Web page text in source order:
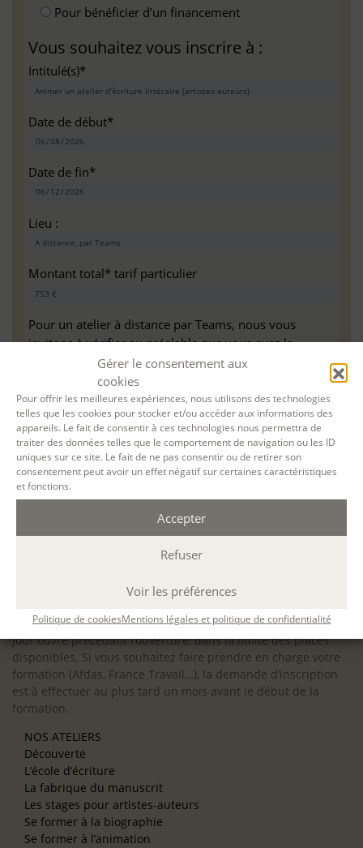
Gérer le consentement aux
cookies
Pour offrir les meilleures expériences, nous utilisons des technologies
telles que les cookies pour stocker et/ou accéder aux informations des
appareils. Le fait de consentir à ces technologies nous permettra de
traiter des données telles que le comportement de navigation ou les ID
uniques sur ce site. Le fait de ne pas consentir ou de retirer son
consentement peut avoir un effet négatif sur certaines caractéristiques
et fonctions.
Accepter
Refuser
Voir les préférences
Politique de cookiesMentions légales et politique de confidentialité
Pour bénéficier d’un financement
Vous souhaitez vous inscrire à :
Intitulé(s)*
Date de début*
Date de fin*
Lieu :
Montant total* tarif particulier
Pour un atelier à distance par Teams, nous vous
invitons à vérifier au préalable que vous avez la
configuration minimale requise pour pouvoir travailler
dans les meilleures conditions : Configuration
matérielle requise pourMicrosoft Teams | Microsoft
Learn
Accessibilité : ALEPH-ÉCRITURE est sensible à l’inclusion des
personnes en situation de handicap. Si vous avez besoin
d’un aménagement spécifique de programme, n’hésitez pas
à nous contacter en amont de votre inscription afin
supports, accessibilité de nos salles).
inscriptions à nos activités sont ouvertes jusqu’au dernier
jour ouvré précédant l’ouverture, dans la limite des places
disponibles. Si vous souhaitez faire prendre en charge votre
formation (Afdas, France Travail…), la demande d’inscription
est à effectuer au plus tard un mois avant le début de la
formation.
NOS ATELIERS
Découverte
L’école d’écriture
La fabrique du manuscrit
Les stages pour artistes-auteurs
Se former à la biographie
Se former à l’animation